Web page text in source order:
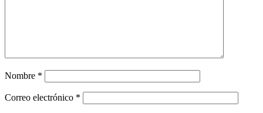
Nombre *
Correo electrónico *